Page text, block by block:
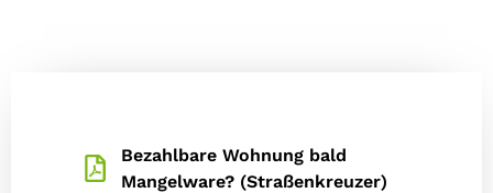
Bezahlbare Wohnung bald
Mangelware? (Straßenkreuzer)